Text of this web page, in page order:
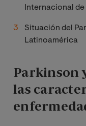
Internacional
Situación del
Latinoamérica
Parkinson
las